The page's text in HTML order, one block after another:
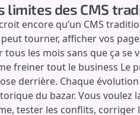
limites des CMS
encore qu’un CMS
tourner, afficher vos
tous les mois sans que ça
freiner tout le business Le
derrière. Chaque
du bazar. Vous
tester les conflits, corriger